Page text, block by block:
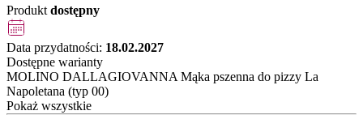
Produkt dostępny
Data przydatności: 18.02.2027
Dostępne warianty
MOLINO DALLAGIOVANNA Mąka pszenna do pizzy La
Napoletana (typ 00)
Pokaż wszystkie